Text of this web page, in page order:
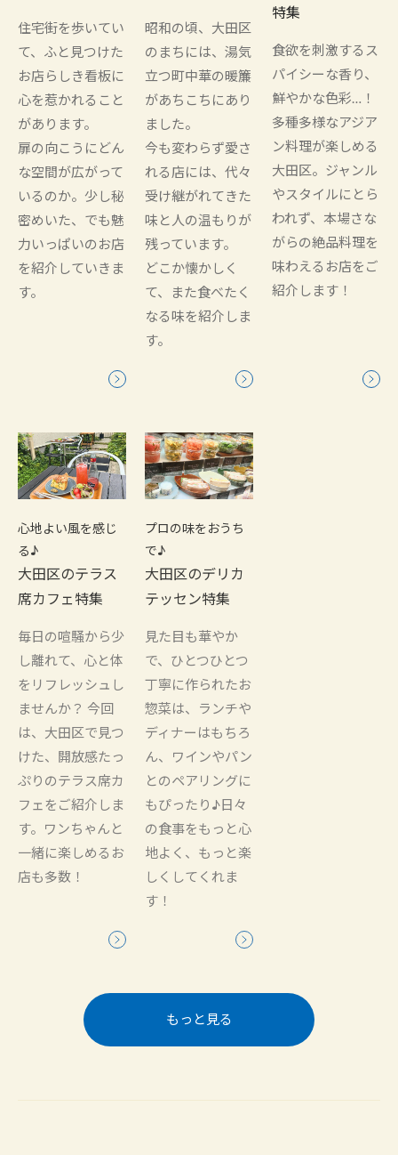
住宅街を歩いてい
て、ふと見つけた
お店らしき看板に
心を惹かれること
があります。
扉の向こうにどん
な空間が広がって
いるのか。少し秘
密めいた、でも魅
力いっぱいのお店
を紹介していきま
す。
昭和の頃、大田区
のまちには、湯気
立つ町中華の暖簾
があちこちにあり
ました。
今も変わらず愛さ
れる店には、代々
受け継がれてきた
味と人の温もりが
残っています。
どこか懐かしく
て、また食べたく
なる味を紹介しま
す。
特集
食欲を刺激するス
パイシーな香り、
鮮やかな色彩…！
多種多様なアジア
ン料理が楽しめる
大田区。ジャンル
やスタイルにとら
われず、本場さな
がらの絶品料理を
味わえるお店をご
紹介します！
心地よい風を感じ
る♪
大田区のテラス
席カフェ特集
毎日の喧騒から少
し離れて、心と体
をリフレッシュし
ませんか？ 今回
は、大田区で見つ
けた、開放感たっ
ぷりのテラス席カ
フェをご紹介しま
す。ワンちゃんと
一緒に楽しめるお
店も多数！
プロの味をおうち
で♪
大田区のデリカ
テッセン特集
見た目も華やか
で、ひとつひとつ
丁寧に作られたお
惣菜は、ランチや
ディナーはもちろ
ん、ワインやパン
とのペアリングに
もぴったり♪日々
の食事をもっと心
地よく、もっと楽
しくしてくれま
す！
もっと見る